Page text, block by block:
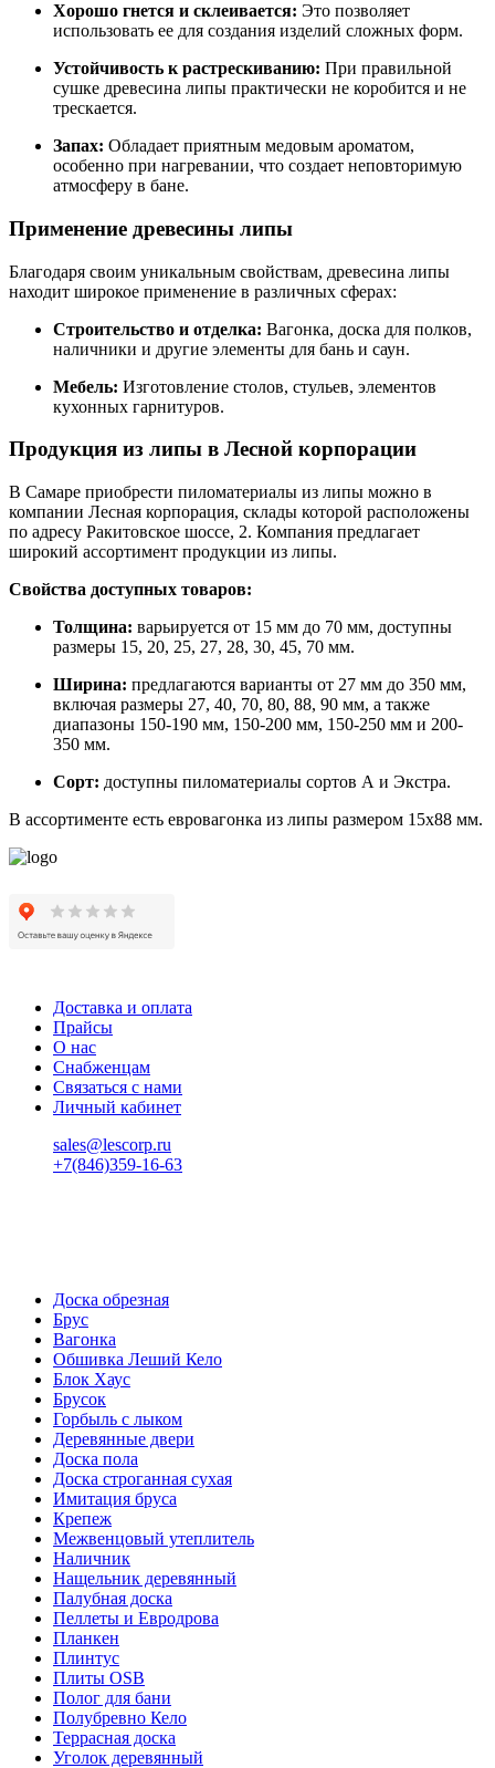
Хорошо гнется и склеивается: Это позволяет
использовать ее для создания изделий сложных форм.
Устойчивость к растрескиванию: При правильной
сушке древесина липы практически не коробится и не
трескается.
Запах: Обладает приятным медовым ароматом,
особенно при нагревании, что создает неповторимую
атмосферу в бане.
Применение древесины липы
Благодаря своим уникальным свойствам, древесина липы
находит широкое применение в различных сферах:
Строительство и отделка: Вагонка, доска для полков,
наличники и другие элементы для бань и саун.
Мебель: Изготовление столов, стульев, элементов
кухонных гарнитуров.
Продукция из липы в Лесной корпорации
В Самаре приобрести пиломатериалы из липы можно в
компании Лесная корпорация, склады которой расположены
по адресу Ракитовское шоссе, 2. Компания предлагает
широкий ассортимент продукции из липы.
Свойства доступных товаров:
Толщина: варьируется от 15 мм до 70 мм, доступны
размеры 15, 20, 25, 27, 28, 30, 45, 70 мм.
Ширина: предлагаются варианты от 27 мм до 350 мм,
включая размеры 27, 40, 70, 80, 88, 90 мм, а также
диапазоны 150-190 мм, 150-200 мм, 150-250 мм и 200-
350 мм.
Сорт: доступны пиломатериалы сортов А и Экстра.
В ассортименте есть евровагонка из липы размером 15х88 мм.
Доставка и оплата
Прайсы
О нас
Снабженцам
Связаться с нами
Личный кабинет
sales@lescorp.ru
+7(846)359-16-63
Доска обрезная
Брус
Вагонка
Обшивка Леший Кело
Блок Хаус
Брусок
Горбыль с лыком
Деревянные двери
Доска пола
Доска строганная сухая
Имитация бруса
Крепеж
Межвенцовый утеплитель
Наличник
Нащельник деревянный
Палубная доска
Пеллеты и Евродрова
Планкен
Плинтус
Плиты OSB
Полог для бани
Полубревно Кело
Террасная доска
Уголок деревянный